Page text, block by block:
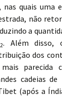
nas quais uma
não
a
2. Além disso,
dos
parecida
cadeias
(após a